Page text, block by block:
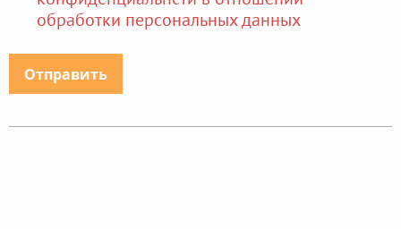
обработки персональных данных